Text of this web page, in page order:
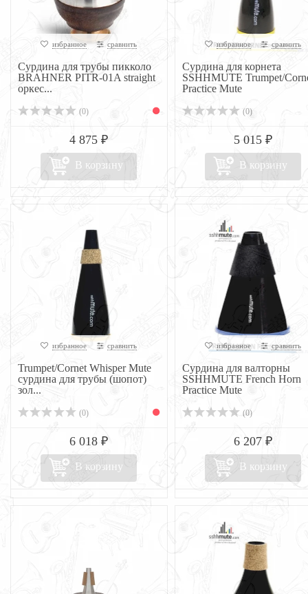
избранное сравнить
Сурдина для трубы пикколо
BRAHNER PITR-01A straight
оркес...
(0)
4 875 ₽
В корзину
избранное сравнить
Сурдина для корнета
SSHHMUTE Trumpet/
Practice Mute
(0)
5 015 ₽
В корзину
избранное сравнить
Trumpet/Cornet Whisper Mute
сурдина для трубы (шопот)
зол...
(0)
6 018 ₽
В корзину
избранное сравнить
Сурдина для валторны
SSHHMUTE French Horn
Practice Mute
(0)
6 207 ₽
В корзину